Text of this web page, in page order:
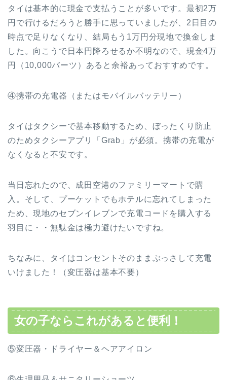
タイは基本的に現金で支払うことが多いです。最初2万
円で行けるだろうと勝手に思っていましたが、2日目の
時点で足りなくなり、結局もう1万円分現地で換金しま
した。向こうで日本円降ろせるか不明なので、現金4万
円（10,000バーツ）あると余裕あっておすすめです。
④携帯の充電器（またはモバイルバッテリー）
タイはタクシーで基本移動するため、ぼったくり防止
のためタクシーアプリ「Grab」が必須。携帯の充電が
なくなると不安です。
当日忘れたので、成田空港のファミリーマートで購
入。そして、プーケットでもホテルに忘れてしまった
ため、現地のセブンイレブンで充電コードを購入する
羽目に・・無駄金は極力避けたいですね。
ちなみに、タイはコンセントそのままぶっさして充電
いけました！（変圧器は基本不要）
女の子ならこれがあると便利！
⑤変圧器・ドライヤー＆ヘアアイロン